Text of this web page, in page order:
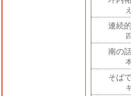
連続
南の
そば